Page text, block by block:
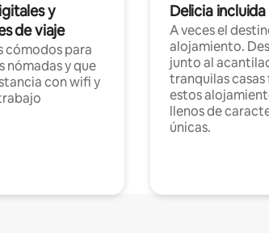
y
de viaje
cómodos para
nómadas y que
con wifi y
Delicia incluida
A veces el
alojamiento.
junto al
tranquilas
estos
llenos de
únicas.